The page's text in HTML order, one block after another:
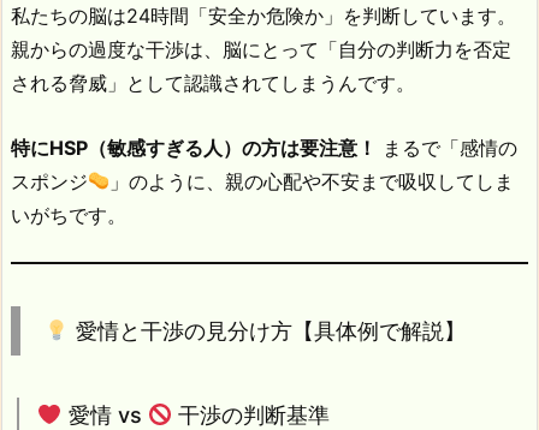
私たちの脳は24時間「安全か危険か」を判断しています。
親からの過度な干渉は、脳にとって「自分の判断力を否定
される脅威」として認識されてしまうんです。
特にHSP（敏感すぎる人）の方は要注意！
まるで「感情の
スポンジ
」のように、親の心配や不安まで吸収してしま
いがちです。
愛情と干渉の見分け方【具体例で解説】
愛情 vs 干渉の判断基準